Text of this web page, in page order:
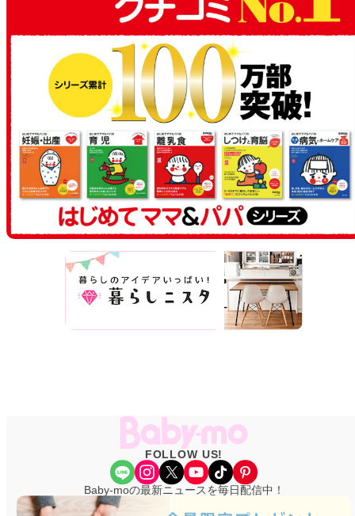
FOLLOW US!
Share Icon Instagram X YouTube TikTok Pinterest
Baby-moの最新ニュースを毎日配信中！